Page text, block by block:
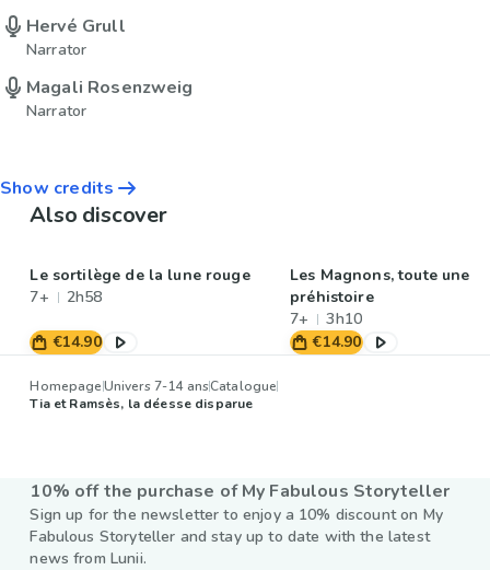
Hervé Grull
Narrator
Magali Rosenzweig
Narrator
Show credits
Also discover
Le sortilège de la lune rouge
7+
2h58
€14.90
Les Magnons, toute une
préhistoire
7+
3h10
€14.90
HomepageUnivers 7-14 ansCatalogue
Tia et Ramsès, la déesse disparue
10% off the purchase of My Fabulous Storyteller
Sign up for the newsletter to enjoy a 10% discount on My
Fabulous Storyteller and stay up to date with the latest
news from Lunii.